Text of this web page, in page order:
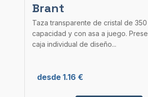
Brant
Taza transparente de cristal de 350
capacidad y con asa a juego.
caja individual de diseño...
desde 1.16 €